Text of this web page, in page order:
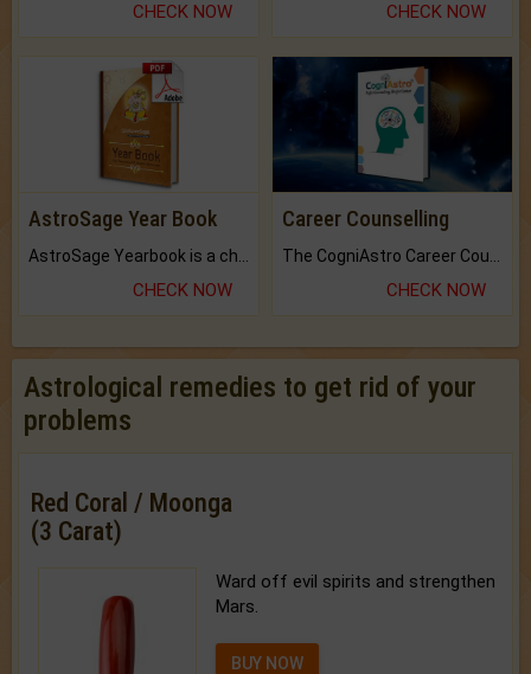
CHECK NOW CHECK NOW
AstroSage Year Book
CHECK NOW
Career Counselling
CHECK NOW
Astrological remedies to get rid of your
problems
Red Coral / Moonga
(3 Carat)
Ward off evil spirits and strengthen
Mars.
BUY NOW